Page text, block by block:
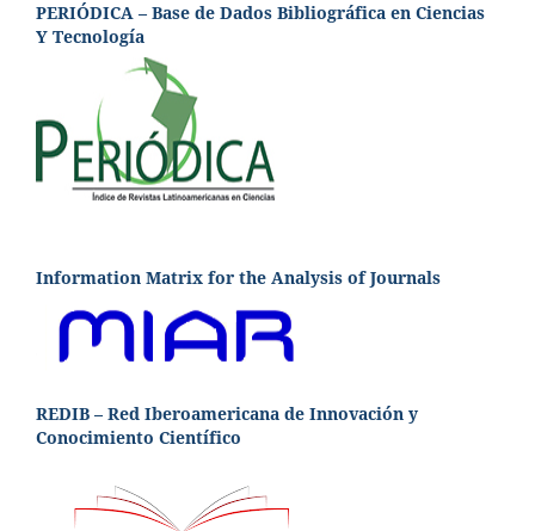
PERIÓDICA – Base de Dados Bibliográfica en Ciencias
Y Tecnología
Information Matrix for the Analysis of Journals
REDIB – Red Iberoamericana de Innovación y
Conocimiento Científico